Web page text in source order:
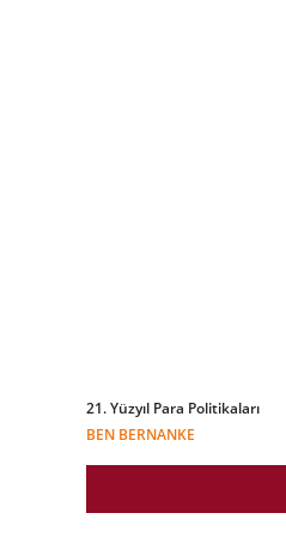
21. Yüzyıl Para Politikaları
BEN BERNANKE